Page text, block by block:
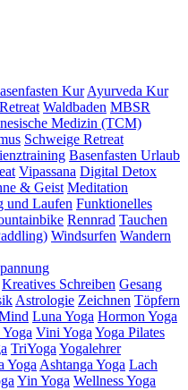
Kur Ayurveda Kur
Waldbaden MBSR
Medizin (TCM)
Schweige Retreat
Basenfasten Urlaub
Vipassana Digital Detox
& Geist Meditation
und Laufen Funktionelles
Rennrad Tauchen
Windsurfen Wandern
Kreatives Schreiben Gesang
Astrologie Zeichnen Töpfern
Luna Yoga Hormon Yoga
Vini Yoga Yoga Pilates
TriYoga Yogalehrer
Yoga Ashtanga Yoga Lach
Yin Yoga Wellness Yoga